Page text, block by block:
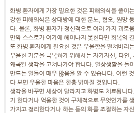
화병 환자에게 가장 필요한 것은 피해의식을 줄이
강한 피해의식은 상대방에 대한 분노, 혐오, 원망
다. 물론, 화병 환자가 정신적으로 여러 가지 괴로
만약 스스로가 여기에 헤어나지 못한다면 회복의
또 화병 환자에게 필요한 것은 우울함을 떨쳐버리
우울한 기분을 극복하기 위해서는 자기자신, 타인,
왜곡된 생각을 고쳐나가야 합니다. 일상생활을 들
만드는 일들이 매우 많음을 알 수 있습니다. 이런
다 보면 우울한 마음은 한층 밝아질 것입니다.
생각을 바꾸면 세상이 달라지고 화병도 치료됩니
기 한다거나 억울한 것이 구체적으로 무엇인가를
가지고 정리한다거나 하는 등의 화를 조절하는 자